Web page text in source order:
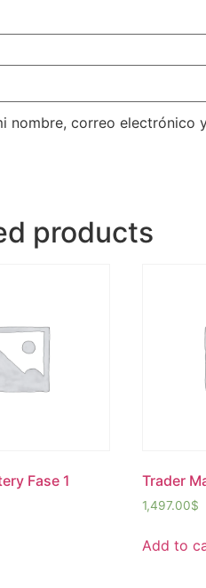
nombre, correo electrónico
products
Fase 1 Trader
1,497.00$
Add to